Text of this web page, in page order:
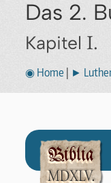
Das 2.
Kapitel I.
◉ Home ►